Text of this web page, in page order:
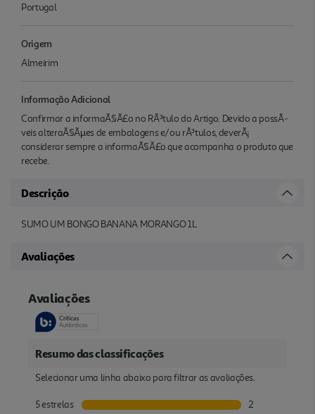
Portugal
Origem
Almeirim
Informação Adicional
Confirmar a informaÃ§Ã£o no RÃ³tulo do Artigo. Devido a possÃ­
veis alteraÃ§Ãµes de embalagens e/ou rÃ³tulos, deverÃ¡
considerar sempre a informaÃ§Ã£o que acompanha o produto que
recebe.
Descrição
SUMO UM BONGO BANANA MORANGO 1L
Avaliações